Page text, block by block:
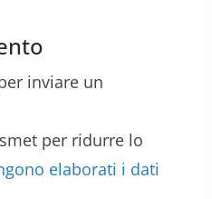
inviare un
per ridurre lo
elaborati i dati